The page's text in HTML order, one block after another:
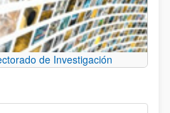
de Investigación